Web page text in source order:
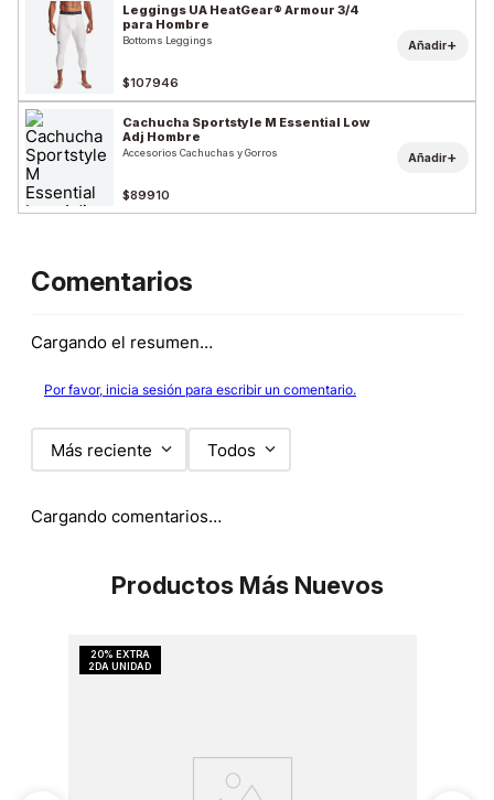
Leggings UA HeatGear® Armour 3/4
para Hombre
Bottoms Leggings
$107946
Añadir+
Cachucha Sportstyle M Essential Low
Adj Hombre
Accesorios Cachuchas y Gorros
$89910
Añadir+
Comentarios
Cargando el resumen…
Por favor, inicia sesión para escribir un comentario.
Más reciente Todos
Cargando comentarios…
Productos Más Nuevos